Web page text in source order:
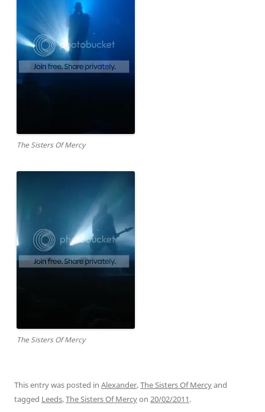
The Sisters Of Mercy
The Sisters Of Mercy
This entry was posted in Alexander,The Sisters Of Mercyand
tagged Leeds,The Sisters Of Mercyon 20/02/2011.